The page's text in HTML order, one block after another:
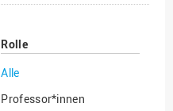
Rolle
Alle
Professor*innen